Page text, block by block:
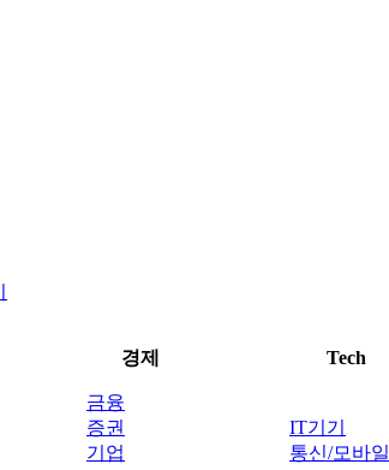
경제 Tech
금융
증권
기업
IT기기
통신/모바일